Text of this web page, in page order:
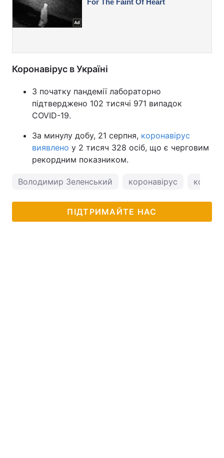
Коронавірус в Україні
З початку пандемії лабораторно
підтверджено 102 тисячі 971 випадок
COVID-19.
За минулу добу, 21 серпня, коронавірус
виявлено у 2 тисяч 328 осіб, що є черговим
рекордним показником.
Володимир Зеленський коронавірус
ПІДТРИМАЙТЕ НАС